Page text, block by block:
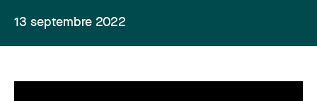
13 septembre 2022